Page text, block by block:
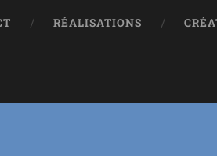
RÉALISATIONS